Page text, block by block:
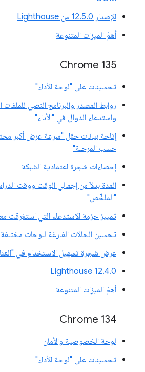
الإصدار 12.5.0 من Lighthouse
أهمّ الميزات المتنوعة
Chrome 135
تحسينات على "لوحة الأداء"
روابط المصدر والبرنامج النصي
واستدعاء الدوال في "الأداء"
حسب المرحلة"
إحصاءات شجرة اعتمادية الشبكة
المدة بدلاً من إجمالي الوقت ووقت
"الملخّص"
تمييز حزمة الاستدعاء التي استغرقت
تحسين الحالات الفارغة للوحات مختلفة
عرض شجرة تسهيل الاستخدام في
‫Lighthouse 12.4.0
أهمّ الميزات المتنوعة
‫Chrome 134
لوحة الخصوصية والأمان
تحسينات على "لوحة الأداء"